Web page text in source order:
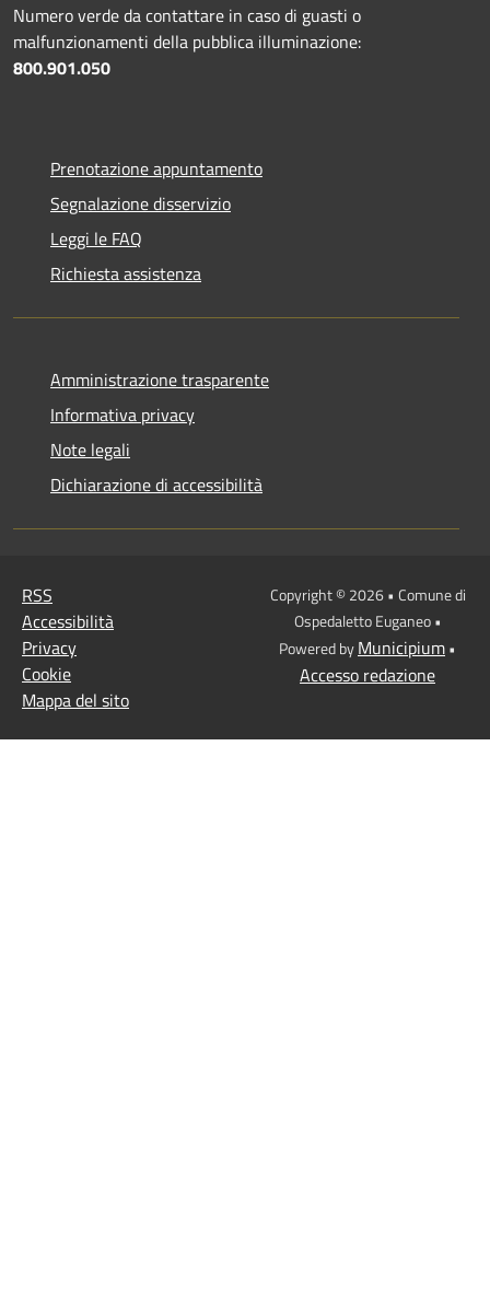
Numero verde da contattare in caso di guasti o
malfunzionamenti della pubblica illuminazione:
800.901.050
Prenotazione appuntamento
Segnalazione disservizio
Leggi le FAQ
Richiesta assistenza
Amministrazione trasparente
Informativa privacy
Note legali
Dichiarazione di accessibilità
RSS
Accessibilità
Privacy
Cookie
Mappa del sito
Copyright © 2026 • Comune di
Ospedaletto Euganeo •
Powered byMunicipium•
Accesso redazione